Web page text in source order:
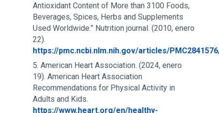
Antioxidant Content of More than 3100 Foods,
Beverages, Spices, Herbs and Supplements
Used Worldwide.” Nutrition journal. (2010, enero
22).
https://pmc.ncbi.nlm.nih.gov/articles/
American Heart Association. (2024, enero
19). American Heart Association
Recommendations for Physical Activity in
Adults and Kids.
https://www.heart.org/en/healthy-